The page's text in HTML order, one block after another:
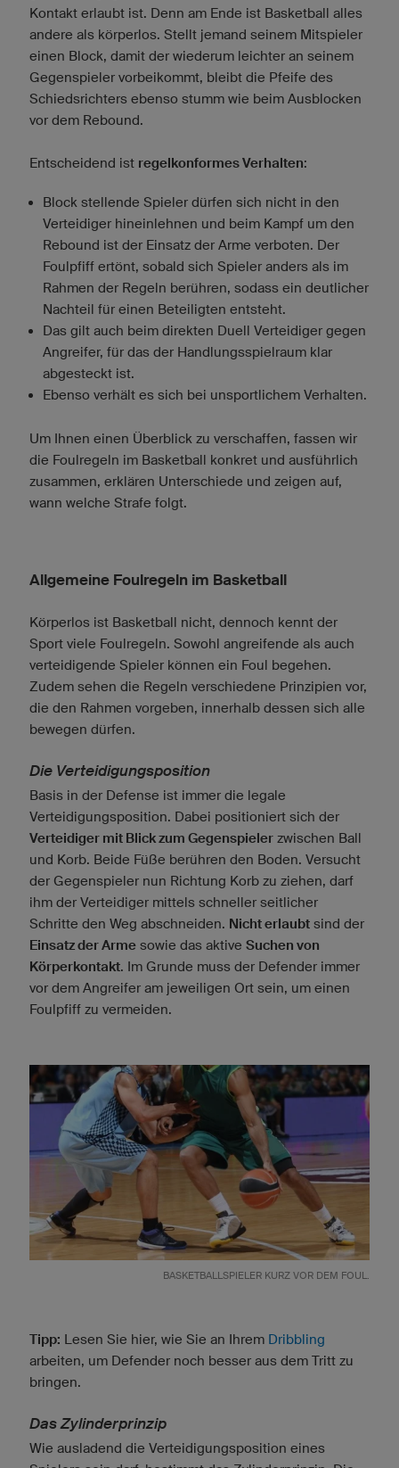
Kontakt erlaubt ist. Denn am Ende ist Basketball alles
andere als körperlos. Stellt jemand seinem Mitspieler
einen Block, damit der wiederum leichter an seinem
Gegenspieler vorbeikommt, bleibt die Pfeife des
Schiedsrichters ebenso stumm wie beim Ausblocken
vor dem Rebound.
Entscheidend ist regelkonformes Verhalten:
Block stellende Spieler dürfen sich nicht in den
Verteidiger hineinlehnen und beim Kampf um den
Rebound ist der Einsatz der Arme verboten. Der
Foulpfiff ertönt, sobald sich Spieler anders als im
Rahmen der Regeln berühren, sodass ein deutlicher
Nachteil für einen Beteiligten entsteht.
Das gilt auch beim direkten Duell Verteidiger gegen
Angreifer, für das der Handlungsspielraum klar
abgesteckt ist.
Ebenso verhält es sich bei unsportlichem Verhalten.
Um Ihnen einen Überblick zu verschaffen, fassen wir
die Foulregeln im Basketball konkret und ausführlich
zusammen, erklären Unterschiede und zeigen auf,
wann welche Strafe folgt.
Allgemeine Foulregeln im Basketball
Körperlos ist Basketball nicht, dennoch kennt der
Sport viele Foulregeln. Sowohl angreifende als auch
verteidigende Spieler können ein Foul begehen.
Zudem sehen die Regeln verschiedene Prinzipien vor,
die den Rahmen vorgeben, innerhalb dessen sich alle
bewegen dürfen.
Die Verteidigungsposition
Basis in der Defense ist immer die legale
Verteidigungsposition. Dabei positioniert sich der
Verteidiger mit Blick zum Gegenspieler zwischen Ball
und Korb. Beide Füße berühren den Boden. Versucht
der Gegenspieler nun Richtung Korb zu ziehen, darf
ihm der Verteidiger mittels schneller seitlicher
Schritte den Weg abschneiden. Nicht erlaubt sind der
Einsatz der Arme sowie das aktive Suchen von
Körperkontakt. Im Grunde muss der Defender immer
vor dem Angreifer am jeweiligen Ort sein, um einen
Foulpfiff zu vermeiden.
BASKETBALLSPIELER KURZ VOR DEM FOUL.
Tipp: Lesen Sie hier, wie Sie an Ihrem Dribbling
arbeiten, um Defender noch besser aus dem Tritt zu
bringen.
Das Zylinderprinzip
Wie ausladend die Verteidigungsposition eines